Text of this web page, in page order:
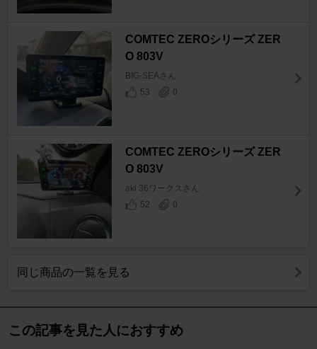
COMTEC ZEROシリーズ ZER
O 803V
BIG-SEAさん
53
0
COMTEC ZEROシリーズ ZER
O 803V
aki 36ワークスさん
52
0
同じ商品の一覧を見る
この記事を見た人におすすめ